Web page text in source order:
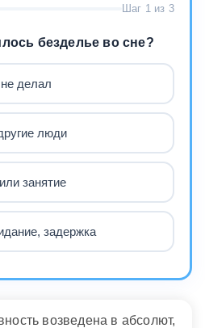
Шаг 1 из 3
безделье во сне?
делал
люди
занятие
задержка
возведена в абсолют,